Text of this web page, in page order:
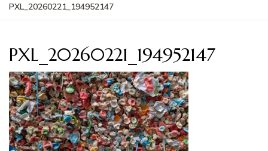
PXL_20260221_194952147
PXL_20260221_194952147